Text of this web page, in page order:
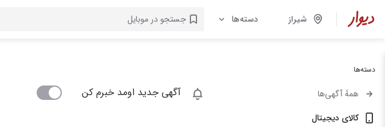
شیراز دسته‌ها
دسته‌ها
همهٔ آگهی‌ها
کالای دیجیتال
آگهی جدید اومد خبرم کن